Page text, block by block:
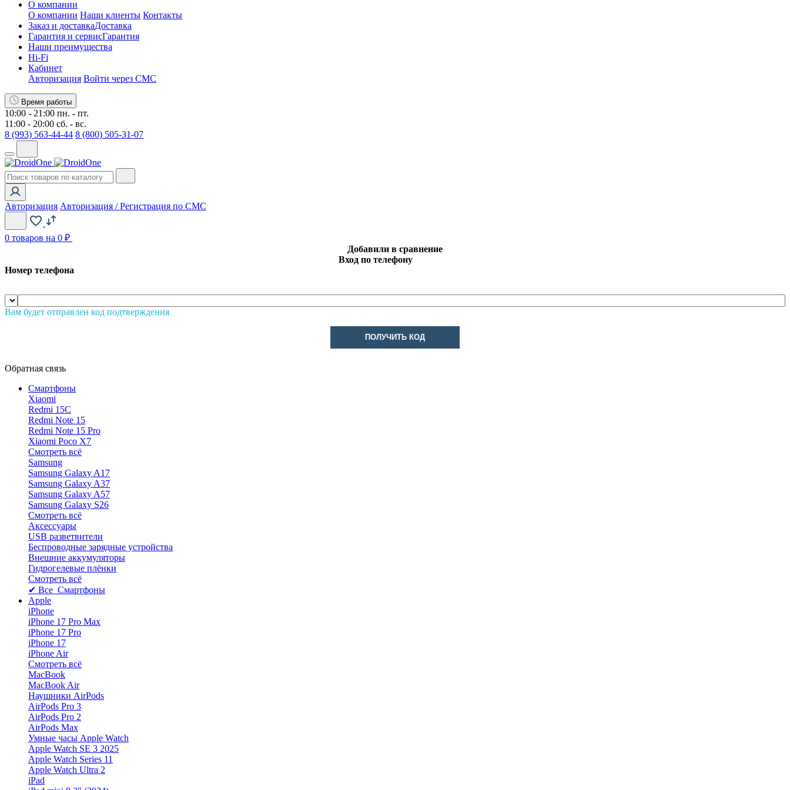
О компании
О компании Наши клиенты Контакты
Заказ и доставкаДоставка
Гарантия и сервисГарантия
Наши преимущества
Hi-Fi
Кабинет
Авторизация Войти через СМС
Время работы
10:00 - 21:00 пн. - пт.
11:00 - 20:00 сб. - вс.
8 (993) 563-44-44 8 (800) 505-31-07
Авторизация Авторизация / Регистрация по СМС
0 товаров на 0 ₽
Добавили в сравнение
Вход по телефону
Номер телефона
Вам будет отправлен код подтверждения
ПОЛУЧИТЬ КОД
Обратная связь
Смартфоны
Xiaomi
Redmi 15C
Redmi Note 15
Redmi Note 15 Pro
Xiaomi Poco X7
Смотреть всё
Samsung
Samsung Galaxy A17
Samsung Galaxy A37
Samsung Galaxy A57
Samsung Galaxy S26
Смотреть всё
Аксессуары
USB разветвители
Беспроводные зарядные устройства
Внешние аккумуляторы
Гидрогелевые плёнки
Смотреть всё
✔ Все Смартфоны
Apple
iPhone
iPhone 17 Pro Max
iPhone 17 Pro
iPhone 17
iPhone Air
Смотреть всё
MacBook
MacBook Air
Наушники AirPods
AirPods Pro 3
AirPods Pro 2
AirPods Max
Умные часы Apple Watch
Apple Watch SE 3 2025
Apple Watch Series 11
Apple Watch Ultra 2
iPad